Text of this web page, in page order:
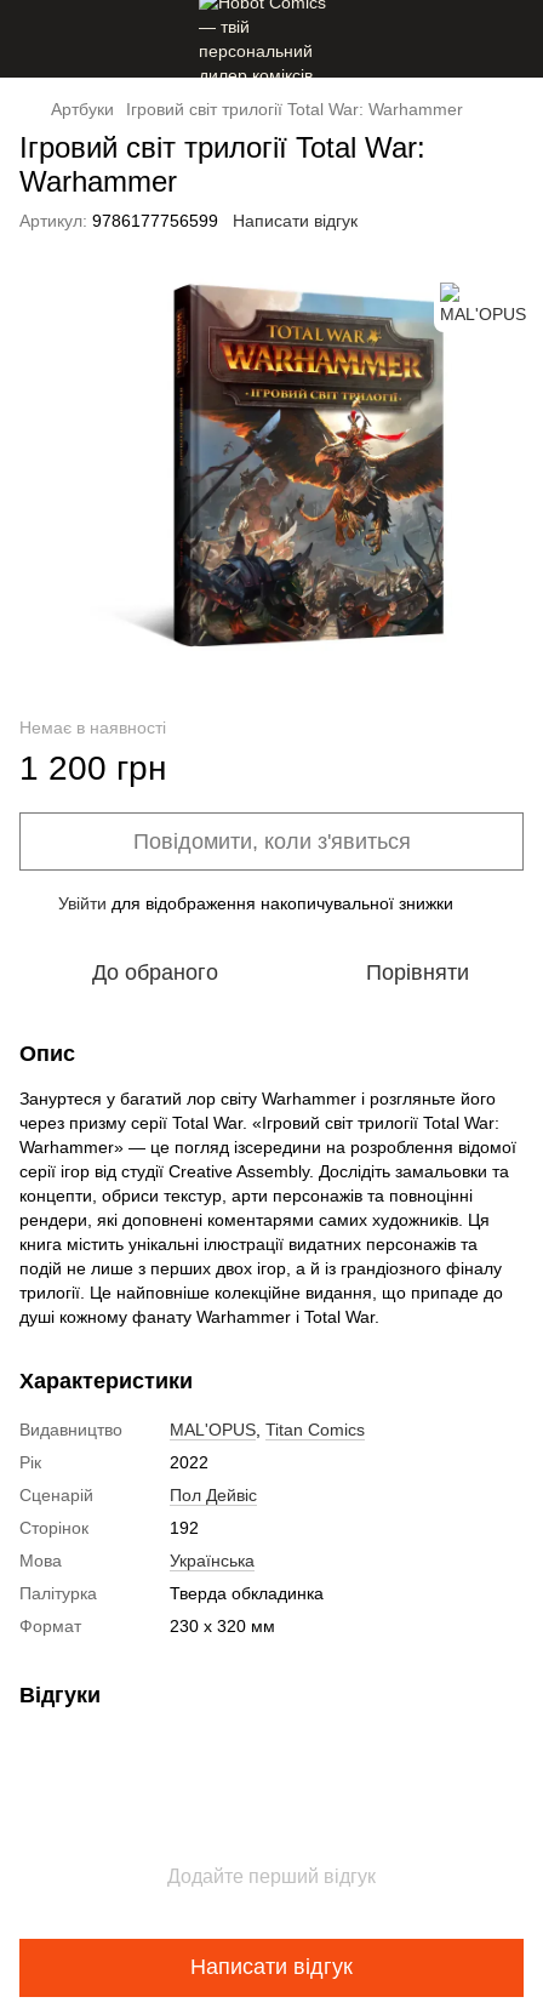
Артбуки Ігровий світ трилогії Total War: Warhammer
Ігровий світ трилогії Total War:
Warhammer
Артикул: 9786177756599 Написати відгук
Немає в наявності
1 200 грн
Повідомити, коли з'явиться
Увійти для відображення накопичувальної знижки
До обраного Порівняти
Опис
Зануртеся у багатий лор світу Warhammer і розгляньте його
через призму серії Total War. «Ігровий світ трилогії Total War:
Warhammer» — це погляд ізсередини на розроблення відомої
серії ігор від студії Creative Assembly. Дослідіть замальовки та
концепти, обриси текстур, арти персонажів та повноцінні
рендери, які доповнені коментарями самих художників. Ця
книга містить унікальні ілюстрації видатних персонажів та
подій не лише з перших двох ігор, а й із грандіозного фіналу
трилогії. Це найповніше колекційне видання, що припаде до
душі кожному фанату Warhammer і Total War.
Характеристики
Видавництво MAL'OPUS Titan Comics
Рік
2022
Сценарій
Пол Дейвіс
Сторінок
192
Мова
Українська
Палітурка
Тверда обкладинка
Формат
230 x 320 мм
Відгуки
Додайте перший відгук
Написати відгук